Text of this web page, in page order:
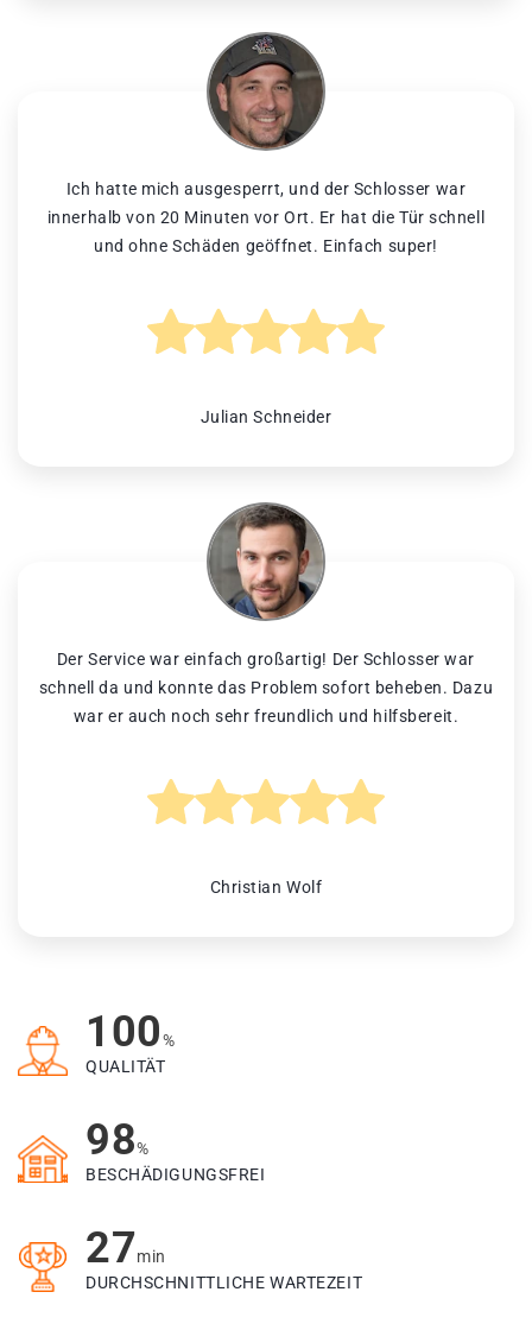
Ich hatte mich ausgesperrt, und der Schlosser war
innerhalb von 20 Minuten vor Ort. Er hat die Tür schnell
und ohne Schäden geöffnet. Einfach super!
Julian Schneider
Der Service war einfach großartig! Der Schlosser war
schnell da und konnte das Problem sofort beheben. Dazu
war er auch noch sehr freundlich und hilfsbereit.
Christian Wolf
100%
QUALITÄT
98%
BESCHÄDIGUNGSFREI
27min
DURCHSCHNITTLICHE WARTEZEIT